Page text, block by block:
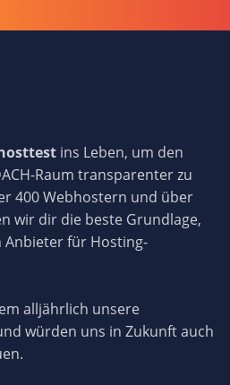
ins Leben, um den
Raum transparenter zu
400 Webhostern und über
wir dir die beste Grundlage,
Anbieter für Hosting-
alljährlich unsere
würden uns in Zukunft auch